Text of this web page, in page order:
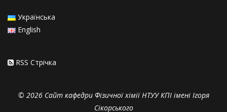
Українська
English
RSS Стрiчка
© 2026 Сайт кафедри Фізичної хімії НТУУ КПІ імені Ігоря
Сікорського